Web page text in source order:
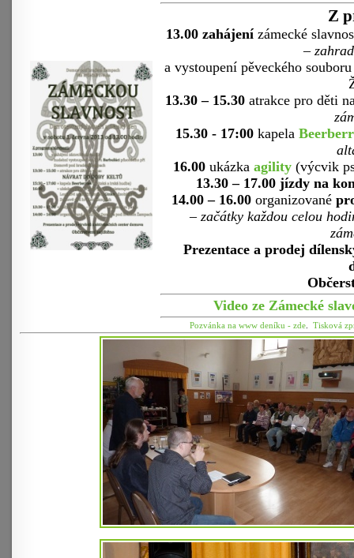
Z
13.00 zahájení zámecké
–
a vystoupení pěveckého
13.30 – 15.30 atrakce pro děti
15.30 - 17:00 kapela
16.00 ukázka agility (výcvik
13.30 – 17.00 jízdy na
14.00 – 16.00 organizované
– začátky každou celou
Prezentace a prodej
Video ze Zámecké
Pozvánka na www deníku - zde Tisková